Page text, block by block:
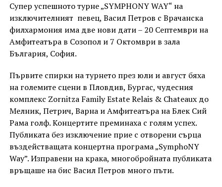
Супер успешното турне „SYMPHONY WAY“ на
изключителният певец, Васил Петров с Врачанска
филхармония има две нови дати – 20 Септември на
Амфитеатъра в Созопол и 7 Октомври в зала
България, София.
Първите спирки на турнето през юли и август бяха
на големите сцени в Пловдив, Бургас, чудесния
комплекс Zornitza Family Estate Relais & Chateaux до
Мелник, Петрич, Варна и Амфитеатъра на Блек Сий
Рама голф. Концертите преминаха с голям успех.
Публиката без изключение прие с отворени сърца
въздействащата концертна програма „SymphoNY
Way”. Изправени на крака, многобройната публиката
връщаше на бис Васил Петров много пъти.